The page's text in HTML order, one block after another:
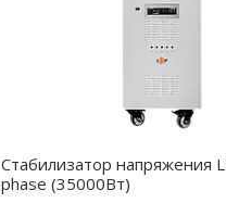
Стабилизатор напряжения
phase (35000Вт)